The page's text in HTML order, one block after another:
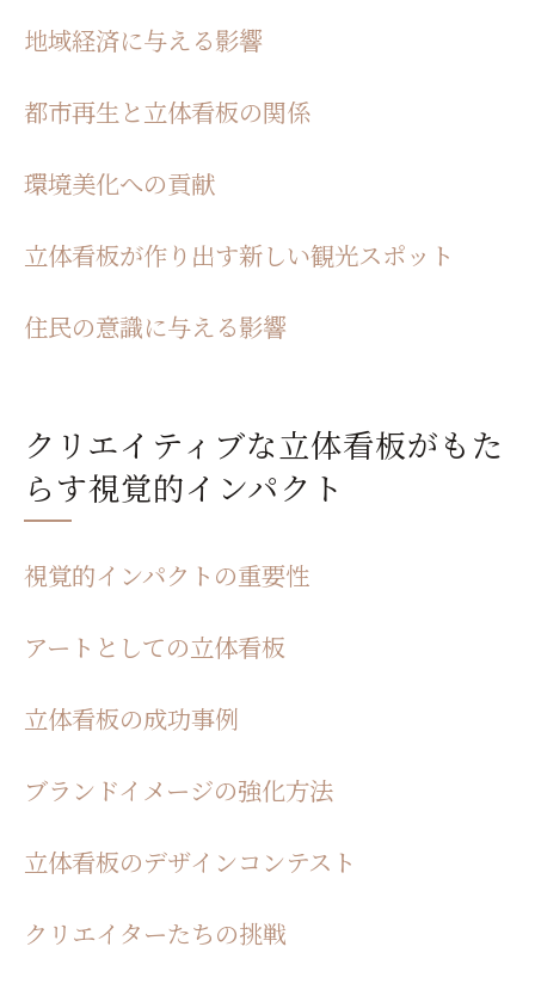
グローバルな視点で見る立体看板
立体看板を活用した新しいビジネスモデル
地域経済に与える影響
都市再生と立体看板の関係
環境美化への貢献
立体看板が作り出す新しい観光スポット
住民の意識に与える影響
クリエイティブな立体看板がもた
らす視覚的インパクト
視覚的インパクトの重要性
アートとしての立体看板
立体看板の成功事例
ブランドイメージの強化方法
立体看板のデザインコンテスト
クリエイターたちの挑戦